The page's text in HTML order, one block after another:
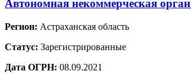
Автономная некоммерческая
Регион: Астраханская область
Статус: Зарегистрированные
Дата ОГРН: 08.09.2021